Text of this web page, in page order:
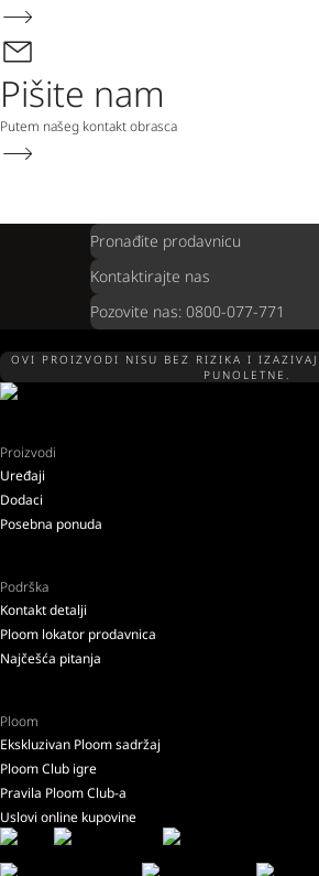
Pišite nam
Putem našeg kontakt obrasca
Pronađite prodavnicu
Kontaktirajte nas
Pozovite nas: 0800-077-771
OVI PROIZVODI NISU BEZ RIZIKA I
PUNOLETNE.
Proizvodi
Uređaji
Dodaci
Posebna ponuda
Podrška
Kontakt detalji
Ploom lokator prodavnica
Najčešća pitanja
Ploom
Ekskluzivan Ploom sadržaj
Ploom Club igre
Pravila Ploom Club-a
Uslovi online kupovine